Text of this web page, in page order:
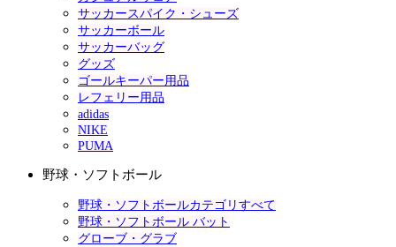
サッカースパイク・シューズ
サッカーボール
サッカーバッグ
グッズ
ゴールキーパー用品
レフェリー用品
adidas
NIKE
PUMA
野球・ソフトボール
野球・ソフトボールカテゴリすべて
野球・ソフトボール バット
グローブ・グラブ